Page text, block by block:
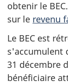
obtenir le
sur le revenu
Le BEC est
s'accumulent
31 décembre
bénéficiaire